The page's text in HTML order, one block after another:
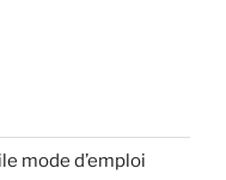
mode d’emploi